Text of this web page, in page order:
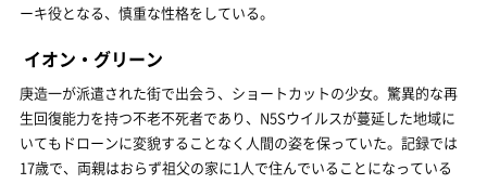
ーキ役となる、慎重な性格をしている。
イオン・グリーン
庚造一が派遣された街で出会う、ショートカットの少女。驚異的な再
生回復能力を持つ不老不死者であり、N5Sウイルスが蔓延した地域に
いてもドローンに変貌することなく人間の姿を保っていた。記録では
17歳で、両親はおらず祖父の家に1人で住んでいることになっている